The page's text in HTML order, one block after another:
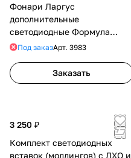
Фонари Ларгус
дополнительные
светодиодные Формула
Света
Под заказАрт. 3983
Заказать
3 250 ₽
Комплект светодиодных
вставок (молдингов) с ДХО и